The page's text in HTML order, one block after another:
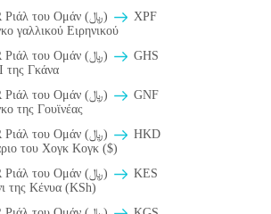
OMR Ριάλ του Ομάν (﷼)
XPF
γαλλικού Ειρηνικού
OMR Ριάλ του Ομάν (﷼)
GHS
της Γκάνα
OMR Ριάλ του Ομάν (﷼)
GNF
της Γουϊνέας
OMR Ριάλ του Ομάν (﷼)
HKD
του Χογκ Κογκ ($)
OMR Ριάλ του Ομάν (﷼)
KES
της Κένυα (KSh)